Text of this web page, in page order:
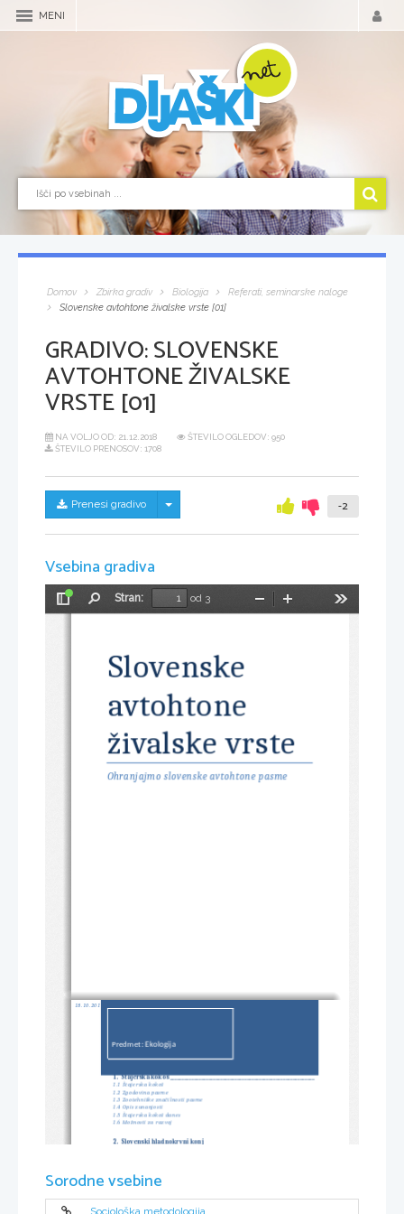
MENI
Domov Zbirka gradiv Biologija
Referati, seminarske naloge
Slovenske avtohtone živalske vrste [01]
GRADIVO:SLOVENSKE
AVTOHTONE ŽIVALSKE
VRSTE [01]
NA VOLJO OD: 21.12.2018
ŠTEVILO OGLEDOV: 950
ŠTEVILO PRENOSOV: 1708
Prenesi gradivo Skrij/prikaži meni -2
Vsebina gradiva
Preklopi
Stran:
od 3
Pomanjšaj
Slovenske
avtohtone
živalske vrste
Ohranjajmo slovenske avtohtone pasme
Kazalo vsebine
1. Štajerska kokoš ____________________________________________________________
1.1 Štajerska kokoš
1.2 Zgodovina pasme
1.3 Zootehniške značilnosti pasme
1.4 Opis zunanjosti
1.5 Štajerska kokoš danes
1.6 Možnosti za razvoj
2. Slovenski hladnokrvni konj
2.5 Namen reje
2.6 Slovenski hladnokrvni konj danes
18.10.2013
Predmet: Ekologija
Sorodne vsebine
Sociološka metodologija